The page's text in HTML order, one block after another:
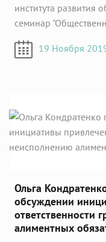
института
семинар
19 Ноября
Ольга
обсуждении
ответственности
алиментных